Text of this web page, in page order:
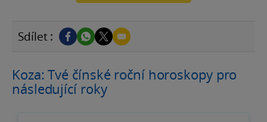
Sdílet :
Koza: Tvé čínské roční horoskopy pro
následující roky